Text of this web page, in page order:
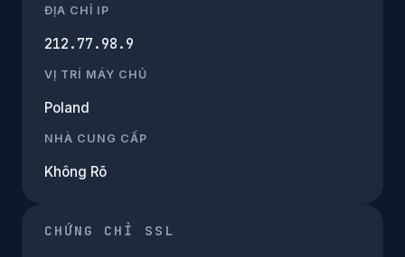
ĐỊA CHỈ IP
212.77.98.9
VỊ TRÍ MÁY CHỦ
Poland
NHÀ CUNG CẤP
Không Rõ
CHỨNG CHỈ SSL